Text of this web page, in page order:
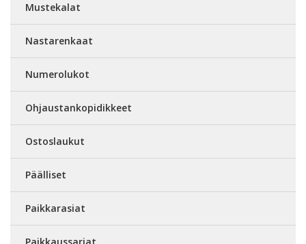
Mustekalat
Nastarenkaat
Numerolukot
Ohjaustankopidikkeet
Ostoslaukut
Päälliset
Paikkarasiat